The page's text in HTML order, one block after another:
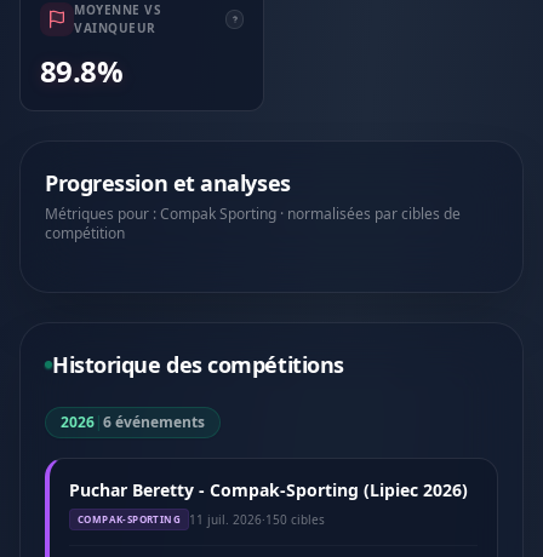
MOYENNE VS
VAINQUEUR
89.8%
Progression et analyses
Métriques pour : Compak Sporting · normalisées par cibles de
compétition
Historique des compétitions
2026|6 événements
Puchar Beretty - Compak-Sporting (Lipiec 2026)
COMPAK-SPORTING 11 juil. 2026·150 cibles